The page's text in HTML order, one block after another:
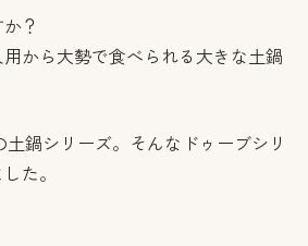
？
から大勢で食べられる大きな土鍋
土鍋シリーズ。そんなドゥーブシリ
た。